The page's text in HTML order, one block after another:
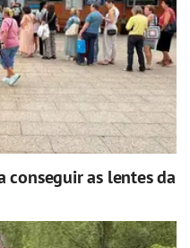
conseguir as lentes da